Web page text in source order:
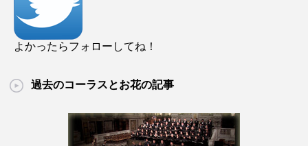
よかったらフォローしてね！
過去のコーラスとお花の記事